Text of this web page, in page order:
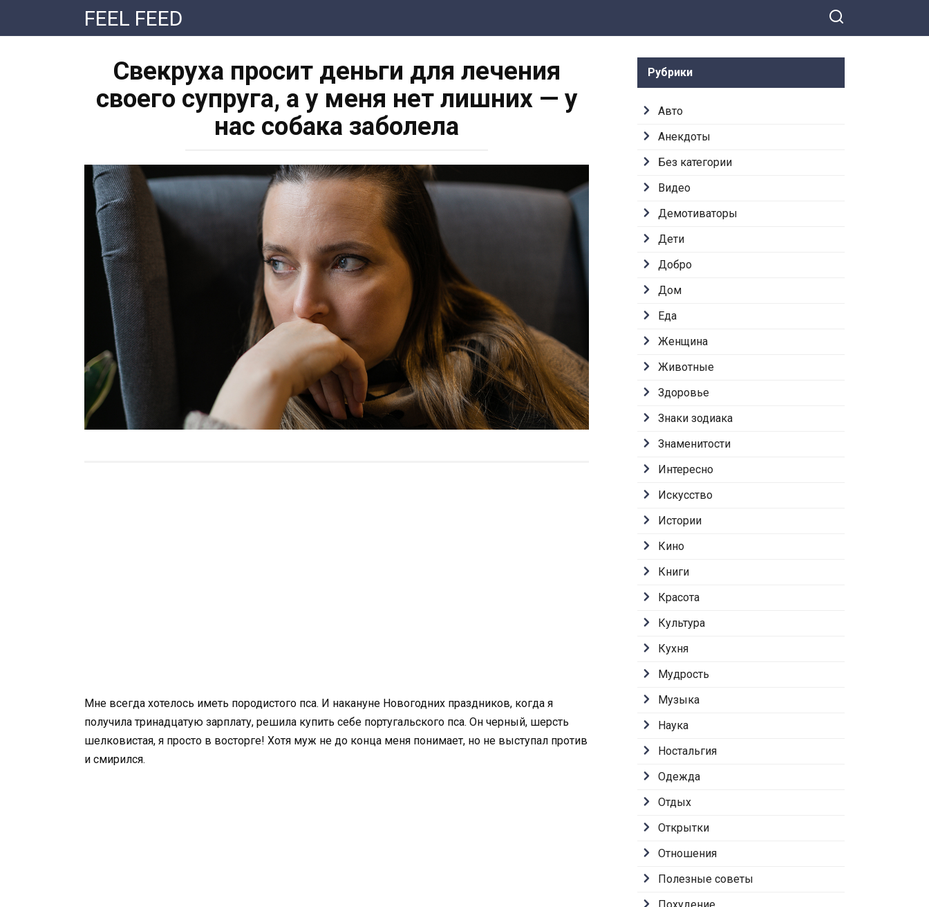
контенту
FEEL FEED
Свекруха просит деньги для лечения
своего супруга, а у меня нет лишних — у
нас собака заболела
Мне всегда хотелось иметь породистого пса. И накануне Новогодних праздников, когда я
получила тринадцатую зарплату, решила купить себе португальского пса. Он черный, шерсть
шелковистая, я просто в восторге! Хотя муж не до конца меня понимает, но не выступал против
и смирился.
Рубрики
Авто
Анекдоты
Без категории
Видео
Демотиваторы
Дети
Добро
Дом
Еда
Женщина
Животные
Здоровье
Знаки зодиака
Знаменитости
Интересно
Искусство
Истории
Кино
Книги
Красота
Культура
Кухня
Мудрость
Музыка
Наука
Ностальгия
Одежда
Отдых
Открытки
Отношения
Полезные советы